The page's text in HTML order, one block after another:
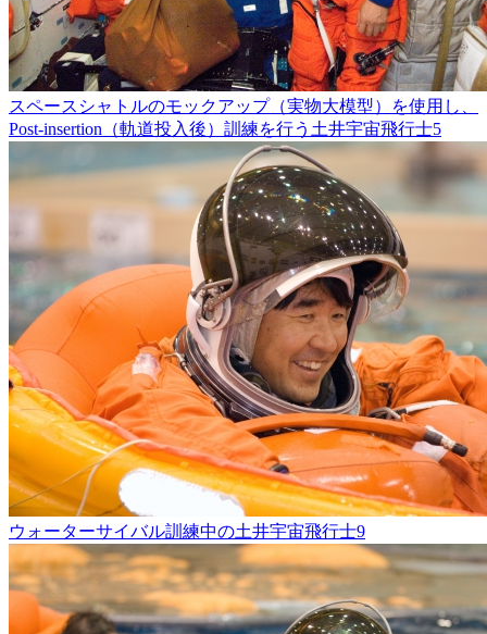
スペースシャトルのモックアップ（実物大模型）を使用し、
Post-insertion（軌道投入後）訓練を行う土井宇宙飛行士5
ウォーターサイバル訓練中の土井宇宙飛行士9